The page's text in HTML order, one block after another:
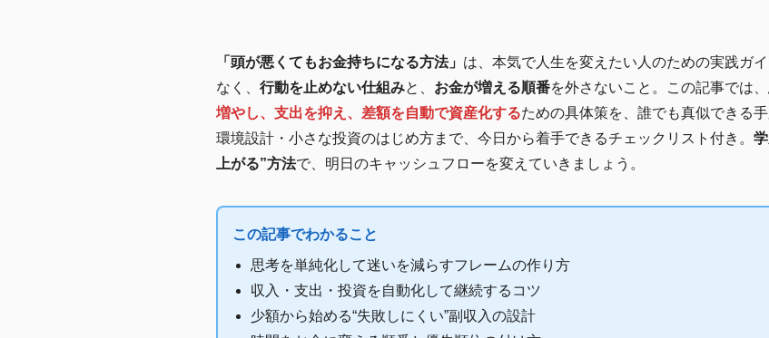
「頭が悪くてもお金持ちになる方法」 は、本気で人生を変えたい人のための実践ガ
なく、 行動を止めない仕組みと、 お金が増える順番を外さないこと。この記事では
増やし、支出を抑え、差額を自動で資産化するための具体策を、誰でも真似できる
環境設計・小さな投資のはじめ方まで、今日から着手できるチェックリスト付き。
上がる”方法で、明日のキャッシュフローを変えていきましょう。
この記事でわかること
思考を単純化して迷いを減らすフレームの作り方
収入・支出・投資を自動化して継続するコツ
少額から始める“失敗しにくい”副収入の設計